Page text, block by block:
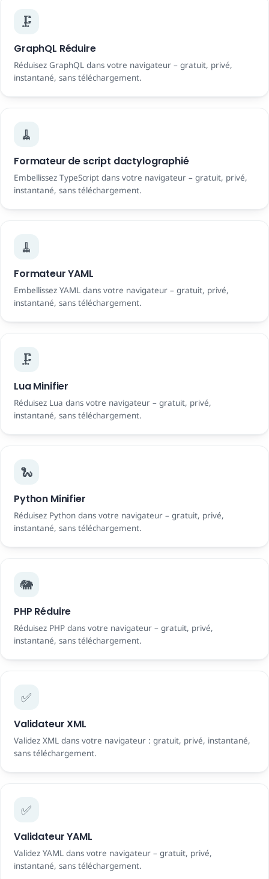
🗜️
GraphQL Réduire
Réduisez GraphQL dans votre navigateur – gratuit, privé,
instantané, sans téléchargement.
🧹
Formateur de script dactylographié
Embellissez TypeScript dans votre navigateur – gratuit, privé,
instantané, sans téléchargement.
🧹
Formateur YAML
Embellissez YAML dans votre navigateur – gratuit, privé,
instantané, sans téléchargement.
🗜️
Lua Minifier
Réduisez Lua dans votre navigateur – gratuit, privé,
instantané, sans téléchargement.
🐍
Python Minifier
Réduisez Python dans votre navigateur – gratuit, privé,
instantané, sans téléchargement.
🐘
PHP Réduire
Réduisez PHP dans votre navigateur – gratuit, privé,
instantané, sans téléchargement.
✅
Validateur XML
Validez XML dans votre navigateur : gratuit, privé, instantané,
sans téléchargement.
✅
Validateur YAML
Validez YAML dans votre navigateur – gratuit, privé,
instantané, sans téléchargement.